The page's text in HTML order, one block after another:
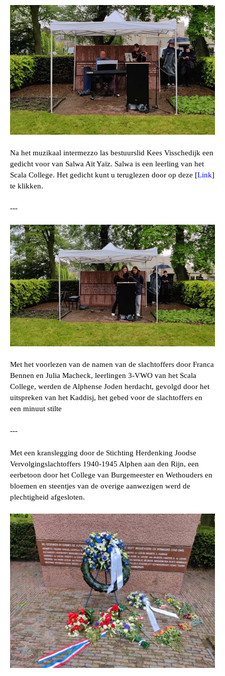
Na het muzikaal intermezzo las bestuurslid Kees Visschedijk een
gedicht voor van Salwa Aït Yaïz. Salwa is een leerling van het
Scala College. Het gedicht kunt u teruglezen door op deze [Link]
te klikken.
---
Met het voorlezen van de namen van de slachtoffers door Franca
Bennen en Julia Macheck, leerlingen 3-VWO van het Scala
College, werden de Alphense Joden herdacht, gevolgd door het
uitspreken van het Kaddisj, het gebed voor de slachtoffers en
een minuut stilte
---
Met een kranslegging door de Stichting Herdenking Joodse
Vervolgingslachtoffers 1940-1945 Alphen aan den Rijn, een
eerbetoon door het College van Burgemeester en Wethouders en
bloemen en steentjes van de overige aanwezigen werd de
plechtigheid afgesloten.